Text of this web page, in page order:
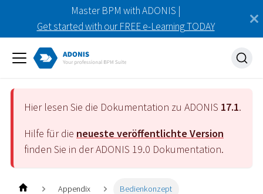
Master BPM with ADONIS |
Get started with our FREE e-Learning TODAY
Hier lesen Sie die Dokumentation zu ADONIS 17.1.
Hilfe für die neueste veröffentlichte Version
finden Sie in der ADONIS 19.0 Dokumentation.
Appendix Bedienkonzept